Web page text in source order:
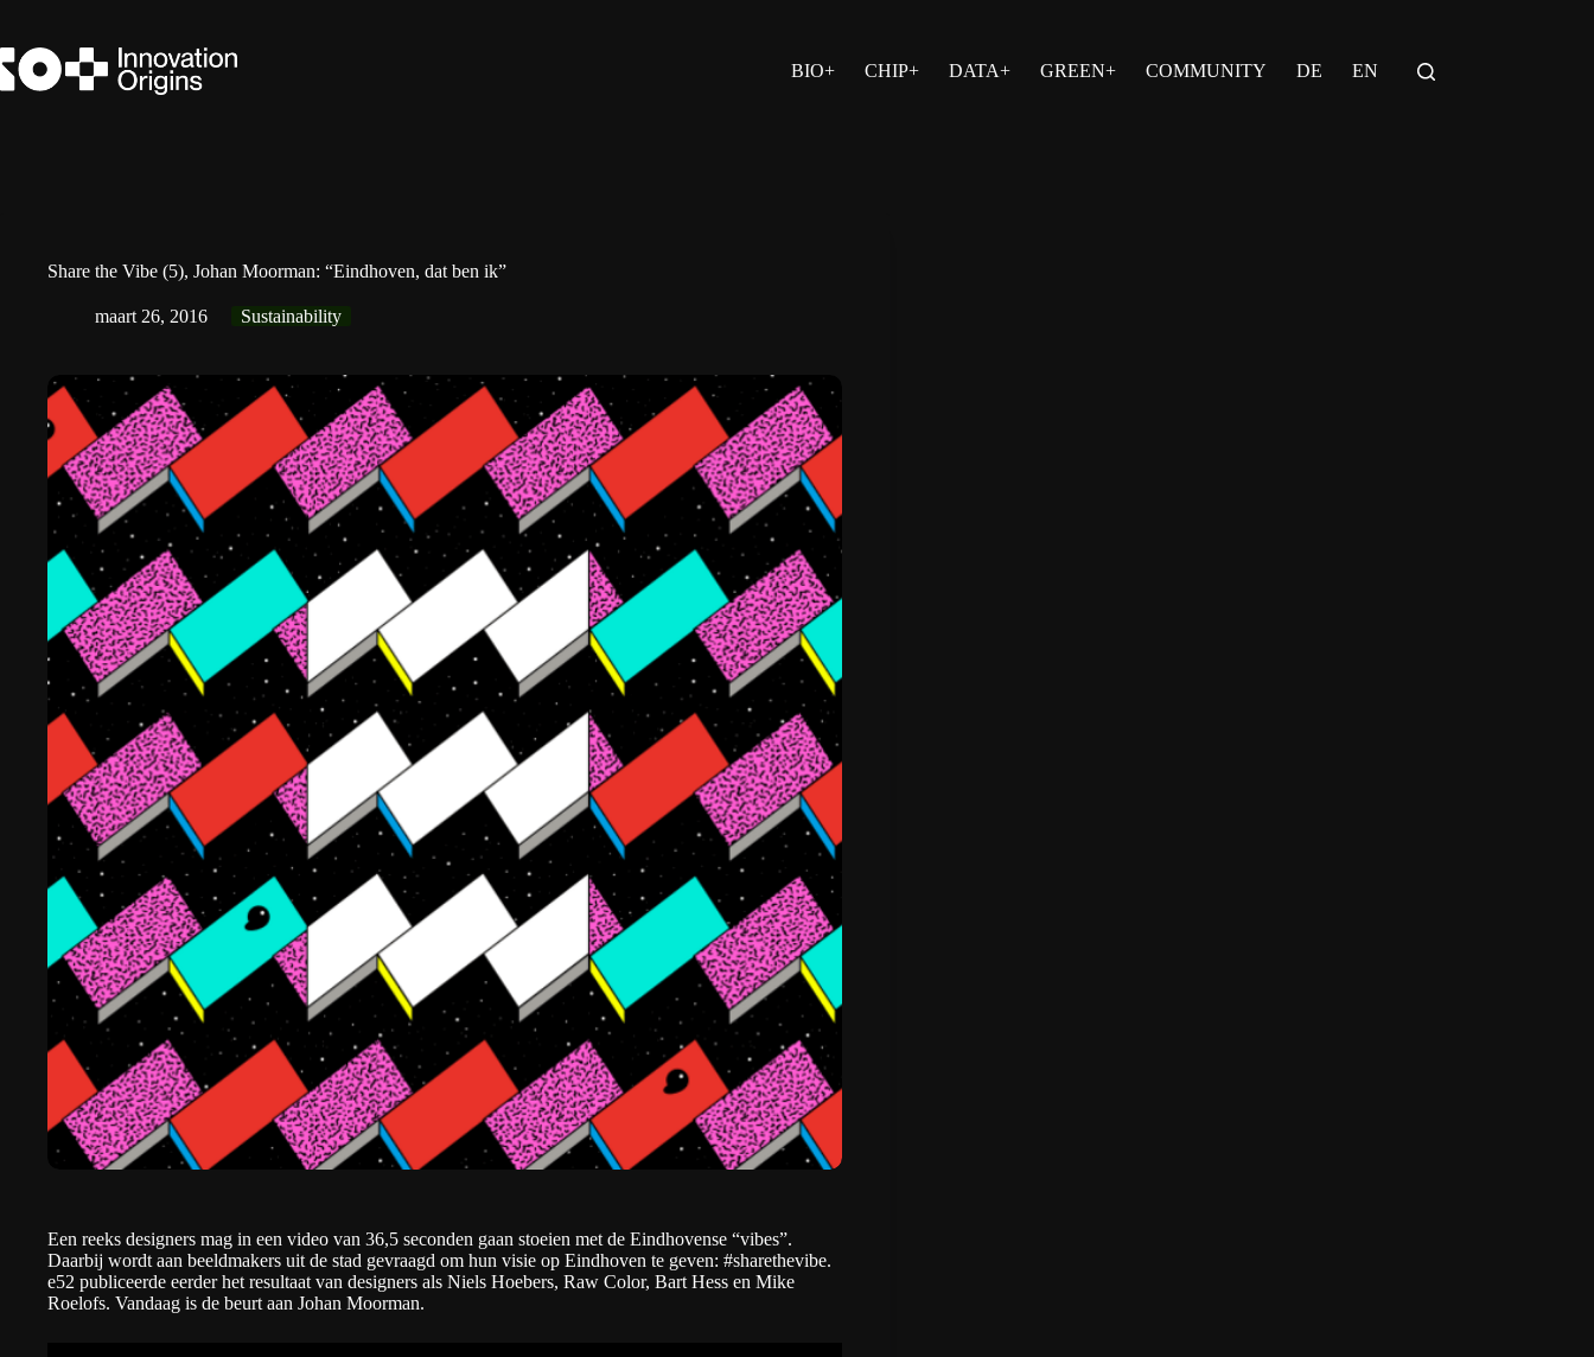
de
inhoud
BIO+ CHIP+ DATA+ GREEN+ COMMUNITY DE EN
Share the Vibe (5), Johan Moorman: “Eindhoven, dat ben ik”
maart 26, 2016 Sustainability
Een reeks designers mag in een video van 36,5 seconden gaan stoeien met de Eindhovense “vibes”.
Daarbij wordt aan beeldmakers uit de stad gevraagd om hun visie op Eindhoven te geven: #sharethevibe.
e52 publiceerde eerder het resultaat van designers als Niels Hoebers, Raw Color, Bart Hess en Mike
Roelofs. Vandaag is de beurt aan Johan Moorman.